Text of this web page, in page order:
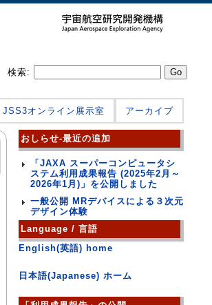
検索:
JSS3オンライン展示室 アーカイブ
おしらせ-最近の追加
「JAXA スーパーコンピュータシ
ステム利用成果報告 (2025年2月～
2026年1月)」を公開しました
一般公開 MRデバイスによる３次元
デザイン体験
Language / 言語
English(英語) home
日本語(Japanese) ホーム